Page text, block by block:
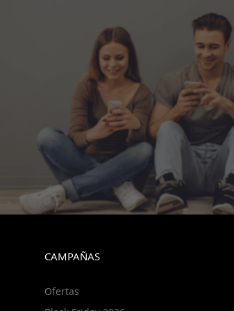
CAMPAÑAS
Ofertas